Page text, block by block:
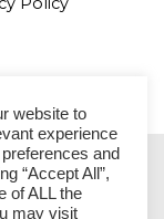
PAULO
website to
experience
and
“Accept All”,
of ALL the
may visit